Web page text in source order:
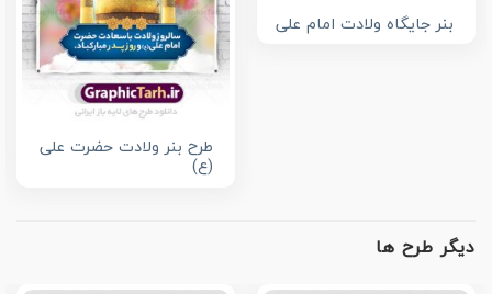
بنر جایگاه ولادت امام علی
طرح بنر ولادت حضرت علی
(ع)
دیگر طرح ها